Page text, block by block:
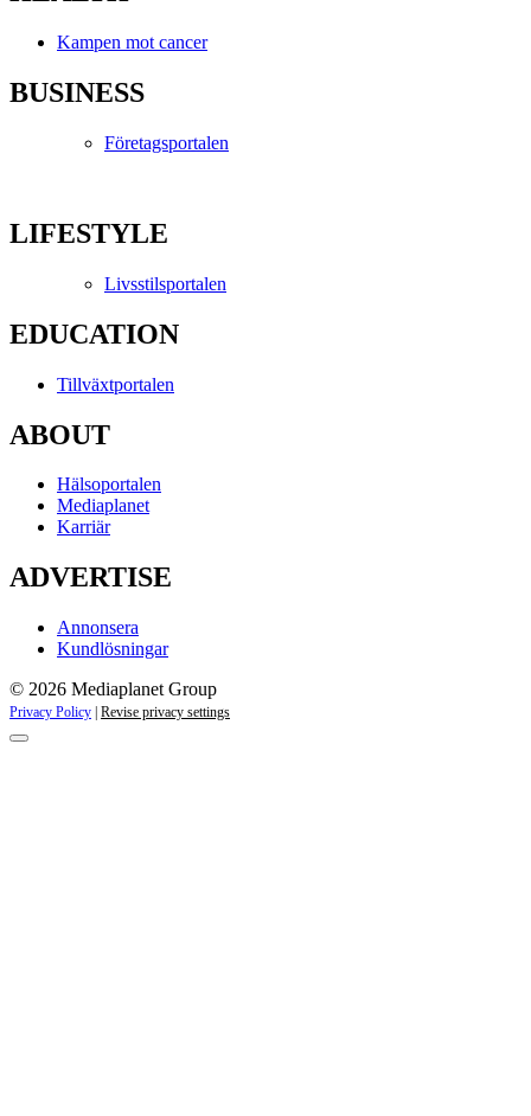
Kampen mot cancer
BUSINESS
Företagsportalen
LIFESTYLE
Livsstilsportalen
EDUCATION
Tillväxtportalen
ABOUT
Hälsoportalen
Mediaplanet
Karriär
ADVERTISE
Annonsera
Kundlösningar
© 2026 Mediaplanet Group
Privacy Policy Revise privacy settings